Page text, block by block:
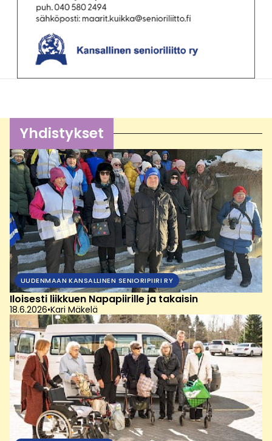
Yhdistykset
UUDENMAAN KANSALLINEN SENIORIPIIRI RY
Iloisesti liikkuen Napapiirille ja takaisin
18.6.2026•Kari Mäkelä